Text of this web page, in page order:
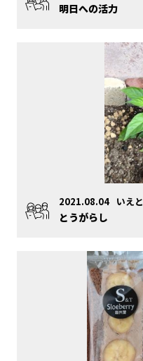
明日への活力
2021.08.04 いえ
とうがらし